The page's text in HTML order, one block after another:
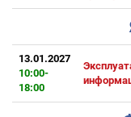
13.01.2027
10:00-
18:00